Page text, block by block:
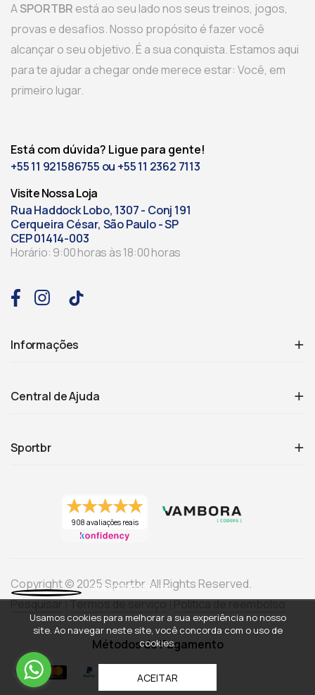
ASPORTBR está ao seu lado nos seus treinos, jogos,
provas e desafios. Nosso propósito é fazer você
alcançar o seu objetivo. É a sua conquista. Estamos aqui
para te ajudar a chegar onde merece estar: Você, em
primeiro lugar.
Está com dúvida? Ligue para gente!
+55 11 921586755 ou +55 11 2362 7113
Visite Nossa Loja
Rua Haddock Lobo, 1307 - Conj 191
Cerqueira César, São Paulo - SP
CEP 01414-003
Horário: 9:00 horas às 18:00 horas
Informações
Central de Ajuda
Sportbr
908 avaliações reais
Copyright © 2025 Sportbr. All Rights Reserved.
Pesquisar Termos de serviço Política de reembolso
Métodos de Pagamento
Usamos cookies para melhorar a sua experiência no nosso
site. Ao navegar neste site, você concorda com o uso de
cookies.
ACEITAR